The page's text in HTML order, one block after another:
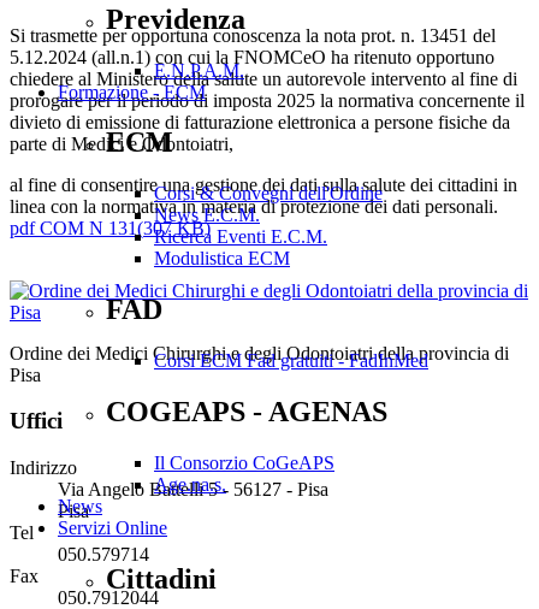
Previdenza
E.N.P.A.M.
Formazione - ECM
ECM
Corsi & Convegni dell'Ordine
News E.C.M.
Ricerca Eventi E.C.M.
Modulistica ECM
FAD
Corsi ECM Fad gratuiti - FadInMed
COGEAPS - AGENAS
Il Consorzio CoGeAPS
Age.na.s.
News
Servizi Online
Cittadini
Si trasmette per opportuna conoscenza la nota prot. n. 13451 del
5.12.2024 (all.n.1) con cui la FNOMCeO ha ritenuto opportuno
chiedere al Ministero della salute un autorevole intervento al fine di
prorogare per il periodo di imposta 2025 la normativa concernente il
divieto di emissione di fatturazione elettronica a persone fisiche da
parte di Medici e Odontoiatri,
al fine di consentire una gestione dei dati sulla salute dei cittadini in
linea con la normativa in materia di protezione dei dati personali.
pdfCOM N 131(307 KB)
Ordine dei Medici Chirurghi e degli Odontoiatri della provincia di
Pisa
Uffici
Indirizzo
Via Angelo Battelli 5 - 56127 - Pisa
Pisa
Tel
050.579714
Fax
050.7912044